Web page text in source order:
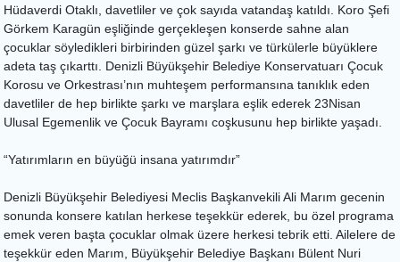
Hüdaverdi Otaklı, davetliler ve çok sayıda vatandaş katıldı. Koro Şefi
Görkem Karagün eşliğinde gerçekleşen konserde sahne alan
çocuklar söyledikleri birbirinden güzel şarkı ve türkülerle büyüklere
adeta taş çıkarttı. Denizli Büyükşehir Belediye Konservatuarı Çocuk
Korosu ve Orkestrası’nın muhteşem performansına tanıklık eden
davetliler de hep birlikte şarkı ve marşlara eşlik ederek 23Nisan
Ulusal Egemenlik ve Çocuk Bayramı coşkusunu hep birlikte yaşadı.
“Yatırımların en büyüğü insana yatırımdır”
Denizli Büyükşehir Belediyesi Meclis Başkanvekili Ali Marım gecenin
sonunda konsere katılan herkese teşekkür ederek, bu özel programa
emek veren başta çocuklar olmak üzere herkesi tebrik etti. Ailelere de
teşekkür eden Marım, Büyükşehir Belediye Başkanı Bülent Nuri